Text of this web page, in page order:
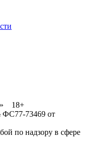
18+
ФС77-73469 от
по надзору в сфере